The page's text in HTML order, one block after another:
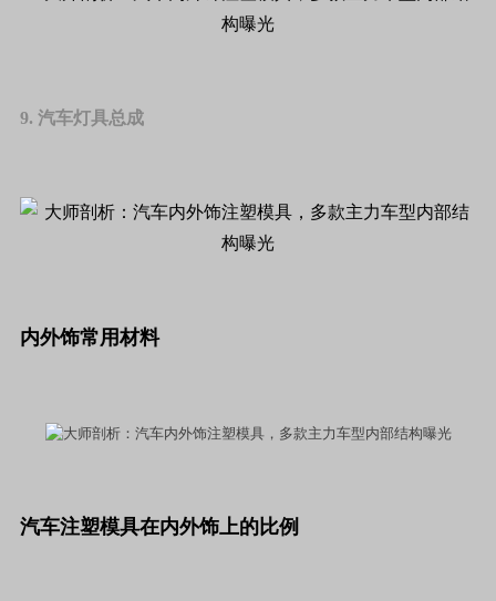
9. 汽车灯具总成
内外饰常用材料
汽车注塑模具在内外饰上的比例